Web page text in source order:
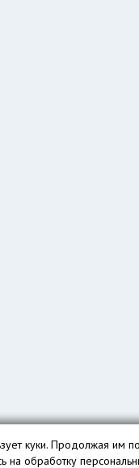
куки. Продолжая им
на обработку